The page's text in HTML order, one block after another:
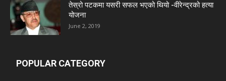
तेस्रो पटकमा यसरी सफल भएको थियो -वीरेन्द्रको हत्या
योजना
June 2, 2019
POPULAR CATEGORY